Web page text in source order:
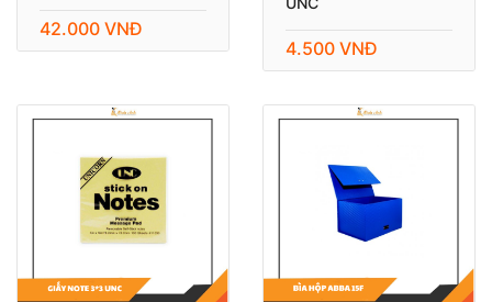
42.000 VNĐ
4.500 VNĐ